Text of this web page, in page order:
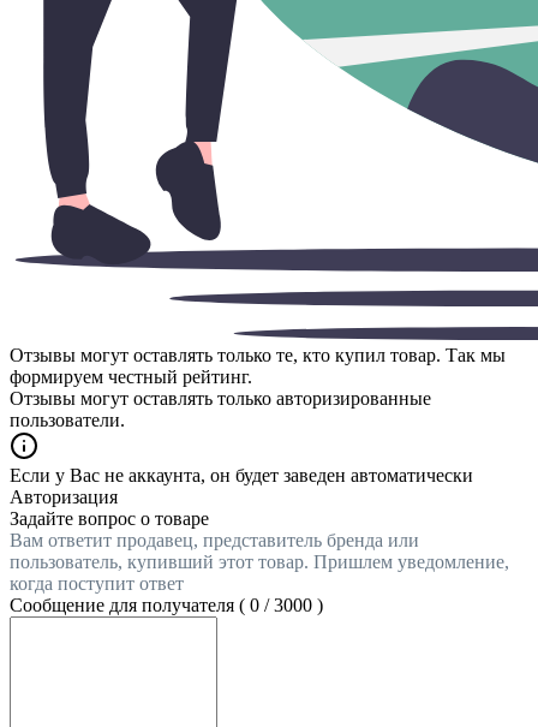
Отзывы могут оставлять только те, кто купил товар. Так мы
формируем честный рейтинг.
Отзывы могут оставлять только авторизированные
пользователи.
Если у Вас не аккаунта, он будет заведен автоматически
Авторизация
Задайте вопрос о товаре
Вам ответит продавец, представитель бренда или
пользователь, купивший этот товар. Пришлем уведомление,
когда поступит ответ
Сообщение для получателя ( 0 /3000 )